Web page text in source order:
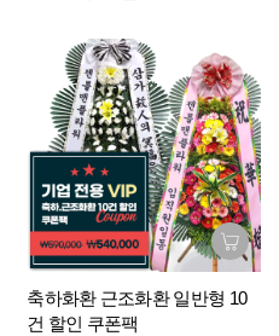
축하화환 근조화환 일반형 10
건 할인 쿠폰팩